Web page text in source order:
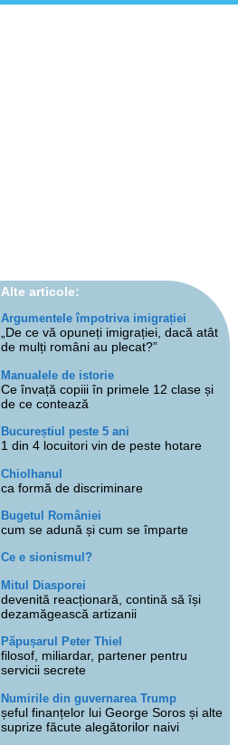
Alte articole:
Argumentele împotriva imigrației
„De ce vă opuneți imigrației, dacă atât
de mulți români au plecat?”
Manualele de istorie
Ce învață copiii în primele 12 clase și
de ce contează
Bucureștiul peste 5 ani
1 din 4 locuitori vin de peste hotare
Chiolhanul
ca formă de discriminare
Bugetul României
cum se adună și cum se împarte
Ce e sionismul?
Mitul Diasporei
devenită reacționară, contină să își
dezamăgească artizanii
Păpușarul Peter Thiel
filosof, miliardar, partener pentru
servicii secrete
Numirile din guvernarea Trump
șeful finanțelor lui George Soros și alte
suprize făcute alegătorilor naivi